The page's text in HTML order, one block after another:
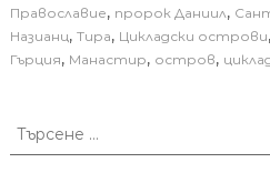
Православие, пророк Даниил,
Назианц, Тира, Цикладски острови,
Гърция, Манастир, остров,
Т